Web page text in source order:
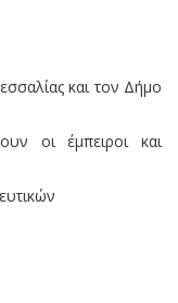
και τον Δήμο
οι έμπειροι και